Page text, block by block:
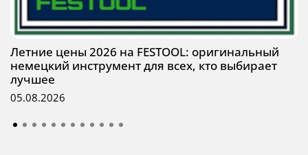
Летние цены 2026 на FESTOOL: оригинальный
немецкий инструмент для всех, кто выбирает
лучшее
05.08.2026